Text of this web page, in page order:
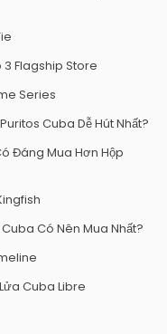
Flagship Store
Series
Cuba Dễ Hút Nhất?
Đáng Mua Hơn Hộp
Có Nên Mua Nhất?
Cuba Libre